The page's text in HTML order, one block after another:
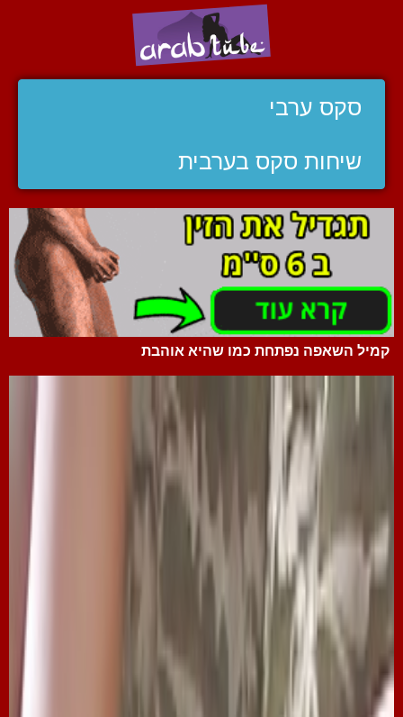
סקס ערבי
שיחות סקס בערבית
קמיל השאפה נפתחת כמו שהיא אוהבת